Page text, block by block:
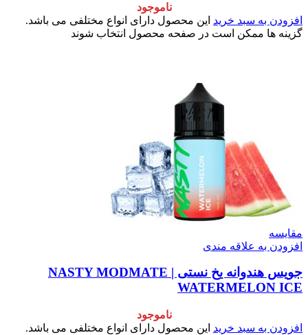
ناموجود
افزودن به سبد خرید این محصول دارای انواع مختلفی می باشد.
گزینه ها ممکن است در صفحه محصول انتخاب شوند
مقایسه
افزودن به علاقه مندی
جویس هندوانه یخ نستی | NASTY MODMATE
WATERMELON ICE
ناموجود
افزودن به سبد خرید این محصول دارای انواع مختلفی می باشد.